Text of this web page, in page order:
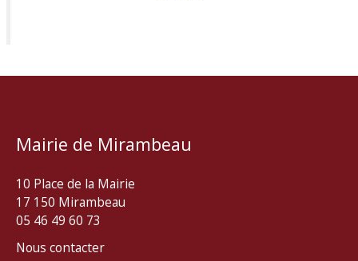
Mairie de Mirambeau
10 Place de la Mairie
17 150 Mirambeau
05 46 49 60 73
Nous contacter